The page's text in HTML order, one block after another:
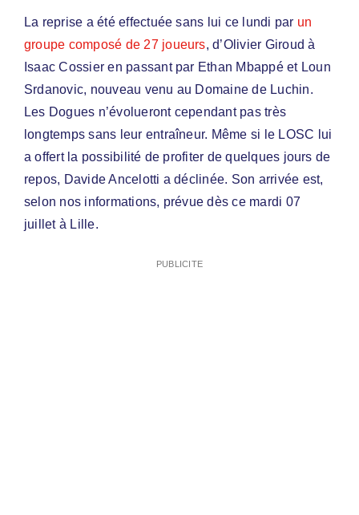
La reprise a été effectuée sans lui ce lundi par un
groupe composé de 27 joueurs, d’Olivier Giroud à
Isaac Cossier en passant par Ethan Mbappé et Loun
Srdanovic, nouveau venu au Domaine de Luchin.
Les Dogues n’évolueront cependant pas très
longtemps sans leur entraîneur. Même si le LOSC lui
a offert la possibilité de profiter de quelques jours de
repos, Davide Ancelotti a déclinée. Son arrivée est,
selon nos informations, prévue dès ce mardi 07
juillet à Lille.
PUBLICITE